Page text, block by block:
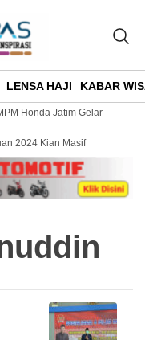
LENSA HAJI KABAR
Honda Jatim Gelar
2024 Kian Masif